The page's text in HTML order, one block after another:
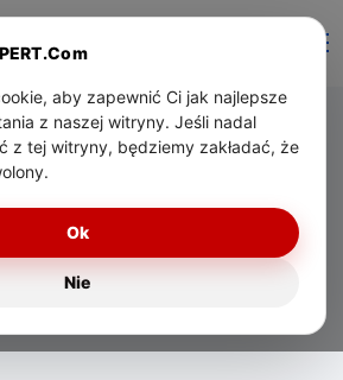
technologiach bezpieczeństwa,
urządzeń oraz wsparciu
w Polsce.
aby zapewnić Ci jak najlepsze
z naszej witryny. Jeśli nadal
z tej witryny, będziemy zakładać, że
Nie
Ok